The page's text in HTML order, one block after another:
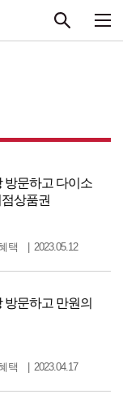
방문하고 다이소
상품권
택 2023.05.12
방문하고 만원의
택 2023.04.17